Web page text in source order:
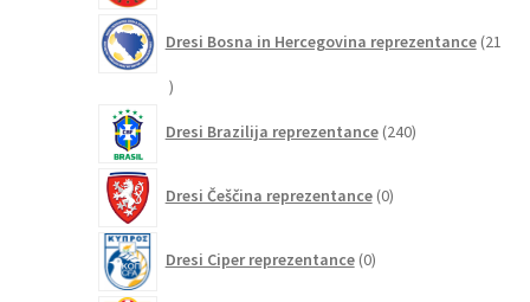
Dresi Bosna in Hercegovina reprezentance 21
21
Dresi Brazilija reprezentance 240izdelkov
Dresi Češčina reprezentance 0izdelkov
Dresi Ciper reprezentance 0izdelkov